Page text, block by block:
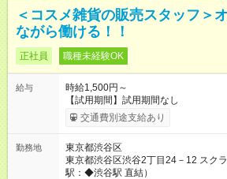
＜コスメ雑貨の販売スタッフ＞
ながら働ける！！
正社員 職種未経験OK
給与
時給1,500円～
【試用期間】試用期間なし
交通費別途支給あり
勤務地
東京都渋谷区
東京都渋谷区渋谷2丁目24－12 スク
駅：◆渋谷駅 直結）